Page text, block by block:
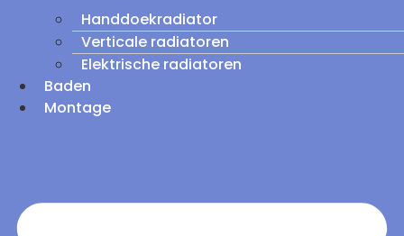
Handdoekradiator
Verticale radiatoren
Elektrische radiatoren
Baden
Montage